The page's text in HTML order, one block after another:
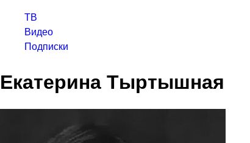
ТВ
Видео
Подписки
Екатерина Тыртышная